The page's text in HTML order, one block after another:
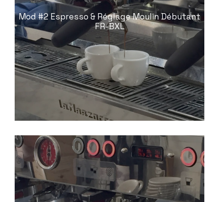
Mod #2 Espresso & Réglage Moulin Débutant
FR-BXL